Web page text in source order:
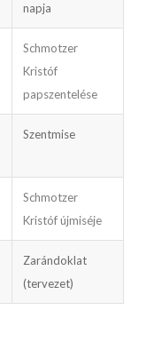
napja
Schmo­tzer
Kristóf
papszentelése
Szentmise
Schmo­tzer
Kristóf újmiséje
Zarándoklat
(terve­zet)